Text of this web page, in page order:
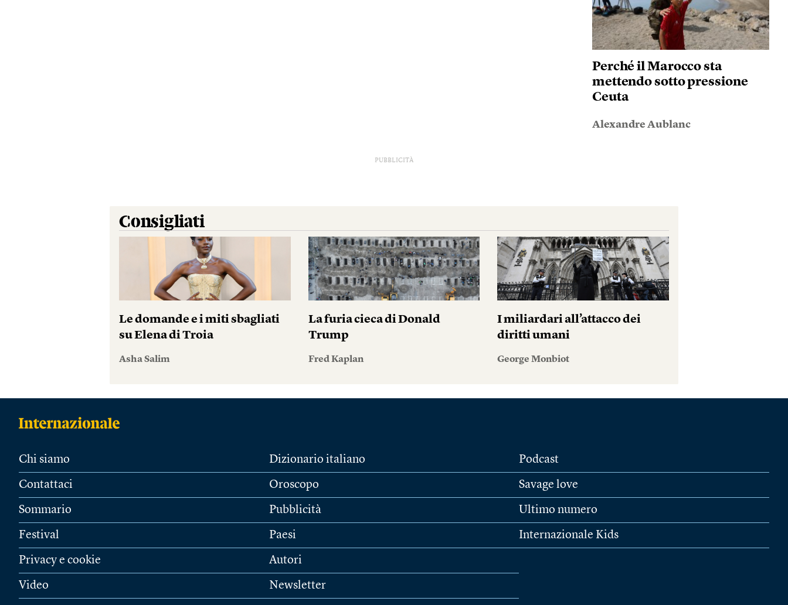
Perché il Marocco sta
mettendo sotto pressione
Ceuta
Alexandre Aublanc
PUBBLICITÀ
Consigliati
Le domande e i miti sbagliati
su Elena di Troia
Asha Salim
La furia cieca di Donald
Trump
Fred Kaplan
I miliardari all’attacco dei
diritti umani
George Monbiot
Chi siamo
Contattaci
Sommario
Festival
Privacy e cookie
Video
Dizionario italiano
Oroscopo
Pubblicità
Paesi
Autori
Newsletter
Podcast
Savage love
Ultimo numero
Internazionale Kids